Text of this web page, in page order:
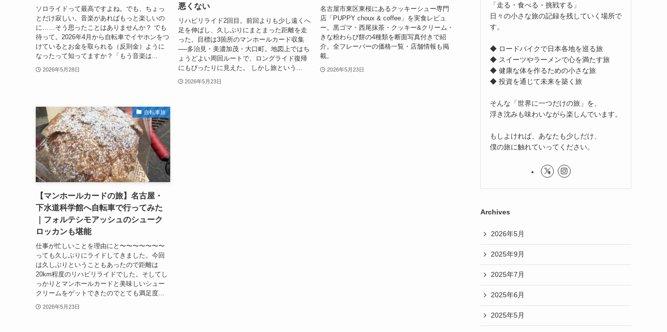
ソロライドって最高ですよね。でも、ちょっ
とだけ寂しい。音楽があればもっと楽しいの
に……そう思ったことはありませんか？ でも
待って。2026年4月から自転車でイヤホンをつ
けているとお金を取られる（反則金）ように
なったって知ってますか？「もう音楽は...
2026年5月28日
悪くない
リハビリライド2回目。前回よりも少し遠くへ
足を伸ばし、久しぶりにまとまった距離を走
った。目標は3箇所のマンホールカード収集
──多治見・美濃加茂・大口町。地図上ではち
ょうどよい周回ルートで、ロングライド復帰
にもぴったりに見えた。 しかし旅という...
2026年5月23日
名古屋市東区東桜にあるクッキーシュー専門
店「PUPPY choux & coffee」を実食レビュ
ー。黒ゴマ・西尾抹茶・クッキー&クリーム・
きな粉わらび餅の4種類を断面写真付きで紹
介。全フレーバーの価格一覧・店舗情報も掲
載。
2026年5月23日
自転車旅
【マンホールカードの旅】名古屋・
下水道科学館へ自転車で行ってみた
｜フォルテシモアッシュのシューク
ロッカンも堪能
仕事が忙しいことを理由にと〜〜〜〜〜〜〜
っても久しぶりにライドしてきました。今回
は久しぶりということもあったので距離は
20km程度のリハビリライドでした。そしてし
っかりとマンホールカードと美味しいシュー
クリームをゲットできたのでとても満足度...
2026年5月23日
「走る・食べる・挑戦する」
日々の小さな旅の記録を残していく場所で
す。
◆ ロードバイクで日本各地を巡る旅
◆ スイーツやラーメンで心を満たす旅
◆ 健康な体を作るための小さな旅
◆ 投資を通じて未来を築く旅
そんな「世界に一つだけの旅」を、
浮き沈みも味わいながら楽しんでいます。
もしよければ、あなたも少しだけ、
僕の旅に触れていってください。
Archives
2026年5月
2025年9月
2025年7月
2025年6月
2025年5月